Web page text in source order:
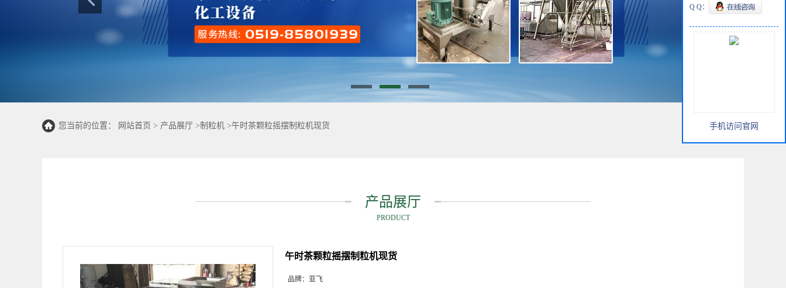
您当前的位置： 网站首页 > 产品展厅 >制粒机 >午时茶颗粒摇摆制粒机现货
产品展厅
PRODUCT
午时茶颗粒摇摆制粒机现货
品牌： 亚飞
Q Q：
手机访问官网